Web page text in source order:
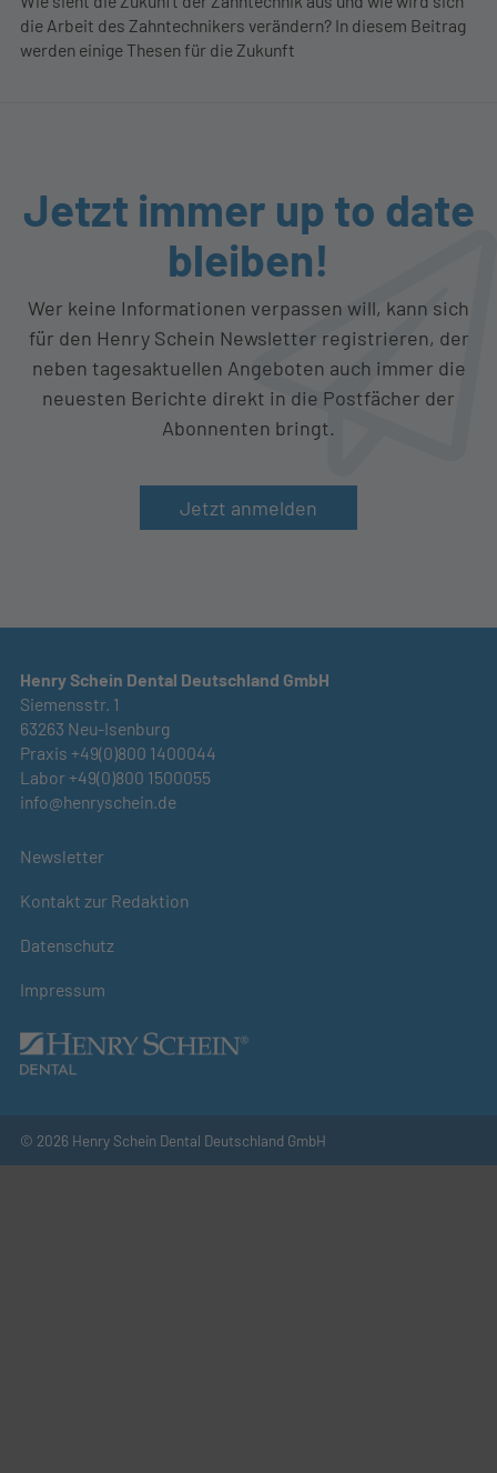
die Arbeit des Zahntechnikers verändern? In diesem Beitrag
werden einige Thesen für die Zukunft
Jetzt immer up to date
bleiben!
Wer keine Informationen verpassen will, kann sich
für den Henry Schein Newsletter registrieren, der
neben tagesaktuellen Angeboten auch immer die
neuesten Berichte direkt in die Postfächer der
Abonnenten bringt.
Jetzt anmelden
Henry Schein Dental Deutschland GmbH
Siemensstr. 1
63263 Neu-Isenburg
Praxis +49(0)800 1400044
Labor +49(0)800 1500055
info@henryschein.de
Newsletter
Kontakt zur Redaktion
Datenschutz
Impressum
© 2026 Henry Schein Dental Deutschland GmbH